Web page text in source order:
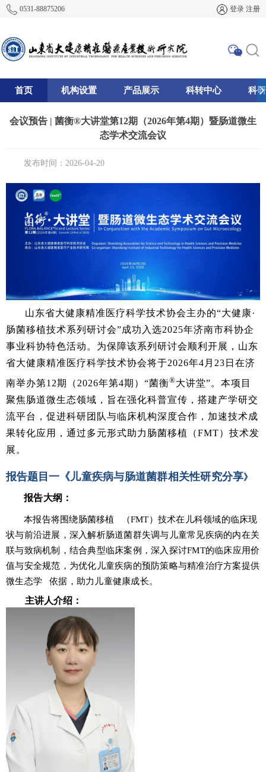
0531-88875206 登录 注册
首页 机构设置 产品展示 科转中心 科
会议预告 | 菌衡®大讲堂第12期（2026年第4期）暨肠道微生
态学术交流会议
发布时间：2026-04-20
山东省大健康精准医疗科学技术协会主办的“大健康·
肠菌移植技术系列研讨会”成功入选2025年济南市科协企
事业科协特色活动。为保障该系列研讨会顺利开展，山东
省大健康精准医疗科学技术协会将于2026年4月23日在济
南举办第12期（2026年第4期）“菌衡®大讲堂”。本项目
聚焦肠道微生态领域，旨在强化科普宣传，搭建产学研交
流平台，促进科研团队与临床机构深度合作，加速技术成
果转化应用，通过多元形式助力肠菌移植（FMT）技术发
展。
报告题目一 《儿童疾病与肠道菌群相关性研究分享》
报告大纲：
本报告将围绕肠菌移植
（FMT）技术在儿科领域的临床现
状与前沿进展，深入解析肠道菌群失调与儿童常见疾病的内在关
联与致病机制，结合典型临床案例，深入探讨FMT的临床应用价
值与安全规范，为优化儿童疾病的预防策略与精准治疗方案提供
微生态学
依据，助力儿童健康成长。
主讲人介绍：